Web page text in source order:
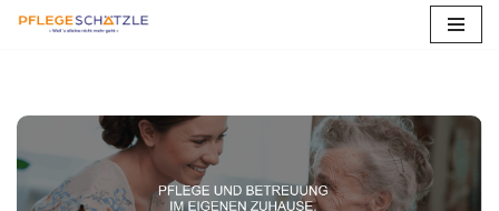
springen